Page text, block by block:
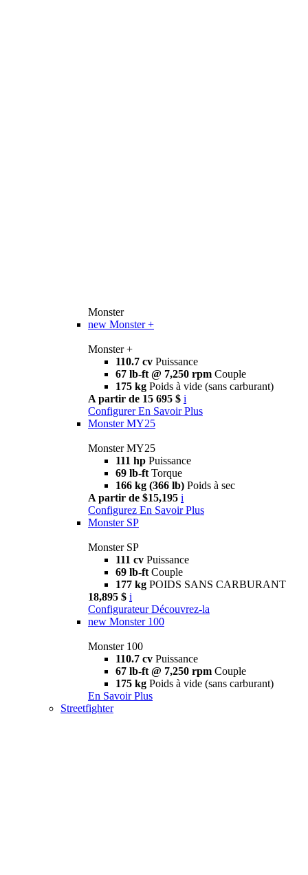
Monster
new Monster +
Monster +
110.7 cv Puissance
67 lb-ft @ 7,250 rpm Couple
175 kg Poids à vide (sans carburant)
A partir de 15 695 $ i
Configurer En Savoir Plus
Monster MY25
Monster MY25
111 hp Puissance
69 lb-ft Torque
166 kg (366 lb) Poids à sec
A partir de $15,195 i
Configurez En Savoir Plus
Monster SP
Monster SP
111 cv Puissance
69 lb-ft Couple
177 kg POIDS SANS CARBURANT
18,895 $ i
Configurateur Découvrez-la
new Monster 100
Monster 100
110.7 cv Puissance
67 lb-ft @ 7,250 rpm Couple
175 kg Poids à vide (sans carburant)
En Savoir Plus
Streetfighter